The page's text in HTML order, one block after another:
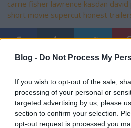
Blog - Do Not Process My
If you wish to opt-out of the sale,
processing of your personal or
targeted advertising by us, please
section to confirm your selection.
opt-out request is processed you
carrie fisher lawrence kasdan david
short movie supercut honest
magyar box office: